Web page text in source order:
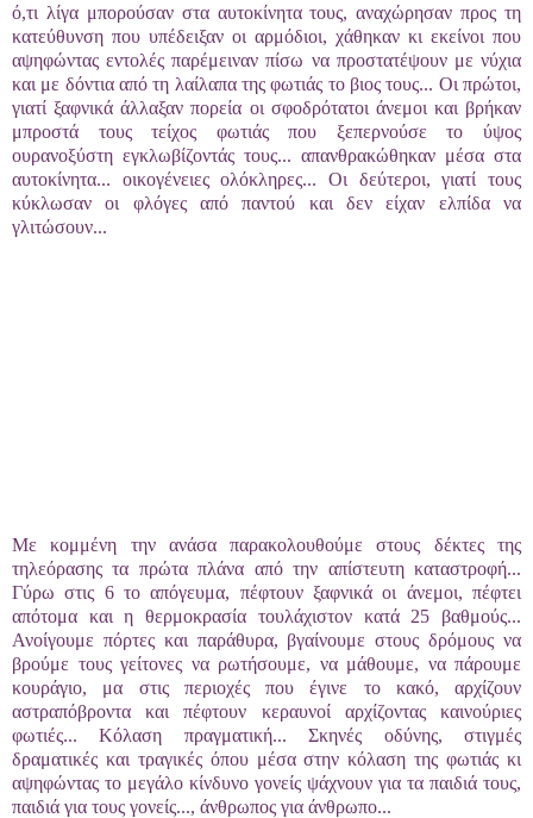
ό,τι λίγα μπορούσαν στα αυτοκίνητα τους, αναχώρησαν προς τη
κατεύθυνση που υπέδειξαν οι αρμόδιοι, χάθηκαν κι εκείνοι που
αψηφώντας εντολές παρέμειναν πίσω να προστατέψουν με νύχια
και με δόντια από τη λαίλαπα της φωτιάς το βιος τους... Oι πρώτοι,
γιατί ξαφνικά άλλαξαν πορεία οι σφοδρότατοι άνεμοι και βρήκαν
μπροστά τους τείχος φωτιάς που ξεπερνούσε το ύψος
ουρανοξύστη εγκλωβίζοντάς τους... απανθρακώθηκαν μέσα στα
αυτοκίνητα... οικογένειες ολόκληρες... Oι δεύτεροι, γιατί τους
κύκλωσαν οι φλόγες από παντού και δεν είχαν ελπίδα να
γλιτώσουν...
Με κομμένη την ανάσα παρακολουθούμε στους δέκτες της
τηλεόρασης τα πρώτα πλάνα από την απίστευτη καταστροφή...
Γύρω στις 6 το απόγευμα, πέφτουν ξαφνικά οι άνεμοι, πέφτει
απότομα και η θερμοκρασία τουλάχιστον κατά 25 βαθμούς...
Ανοίγουμε πόρτες και παράθυρα, βγαίνουμε στους δρόμους να
βρούμε τους γείτονες να ρωτήσουμε, να μάθουμε, να πάρουμε
κουράγιο, μα στις περιοχές που έγινε το κακό, αρχίζουν
αστραπόβροντα και πέφτουν κεραυνοί αρχίζοντας καινούριες
φωτιές... Κόλαση πραγματική... Σκηνές οδύνης, στιγμές
δραματικές και τραγικές όπου μέσα στην κόλαση της φωτιάς κι
αψηφώντας το μεγάλο κίνδυνο γονείς ψάχνουν για τα παιδιά τους,
παιδιά για τους γονείς..., άνθρωπος για άνθρωπο...